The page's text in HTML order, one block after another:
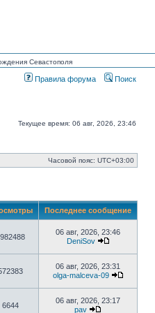
Севастополя
Правила форума Поиск
Текущее время: 06 авг, 2026, 23:46
Часовой пояс: UTC+03:00
Последнее сообщение
06 авг, 2026, 23:46
DeniSov
к
последнему
сообщению
06 авг, 2026, 23:31
olga-malceva-09
к
6644
06 авг, 2026, 23:17
pav